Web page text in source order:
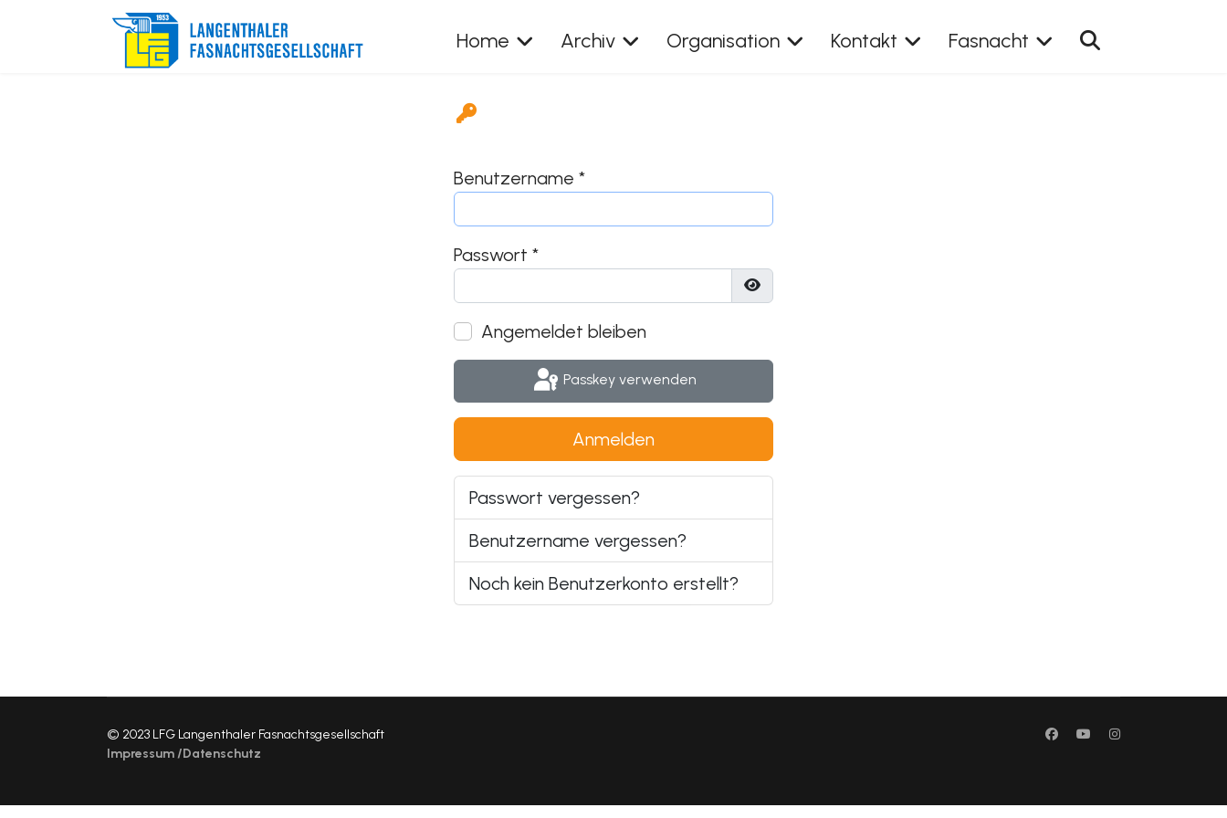
Home Archiv Organisation Kontakt Fasnacht
Benutzername *
Passwort *
Passwort anzeigen
Angemeldet bleiben
Passkey verwenden
Anmelden
Passwort vergessen?
Benutzername vergessen?
Noch kein Benutzerkonto erstellt?
© 2023 LFG Langenthaler Fasnachtsgesellschaft
Impressum /Datenschutz